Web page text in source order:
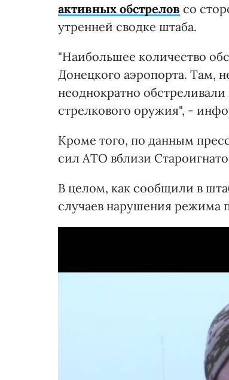
активных обстрелов со
утренней сводке штаба.
"Наибольшее количество
Донецкого аэропорта. Там,
неоднократно
стрелкового оружия", -
Кроме того, по данным
сил АТО вблизи
В целом, как сообщили в
случаев нарушения режима